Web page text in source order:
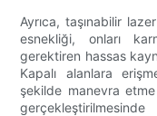
Ayrıca, taşınabilir
esnekliği, onları
gerektiren hassas
Kapalı alanlara
şekilde manevra